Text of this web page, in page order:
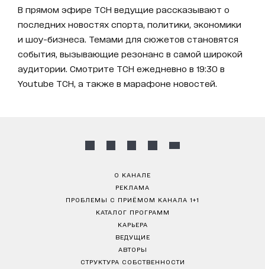
В прямом эфире ТСН ведущие рассказывают о
последних новостях спорта, политики, экономики
и шоу-бизнеса. Темами для сюжетов становятся
события, вызывающие резонанс в самой широкой
аудитории. Смотрите ТСН ежедневно в 19:30 в
Youtube ТСН, а также в марафоне новостей.
О КАНАЛЕ
РЕКЛАМА
ПРОБЛЕМЫ С ПРИЁМОМ КАНАЛА 1+1
КАТАЛОГ ПРОГРАММ
КАРЬЕРА
ВЕДУЩИЕ
АВТОРЫ
СТРУКТУРА СОБСТВЕННОСТИ